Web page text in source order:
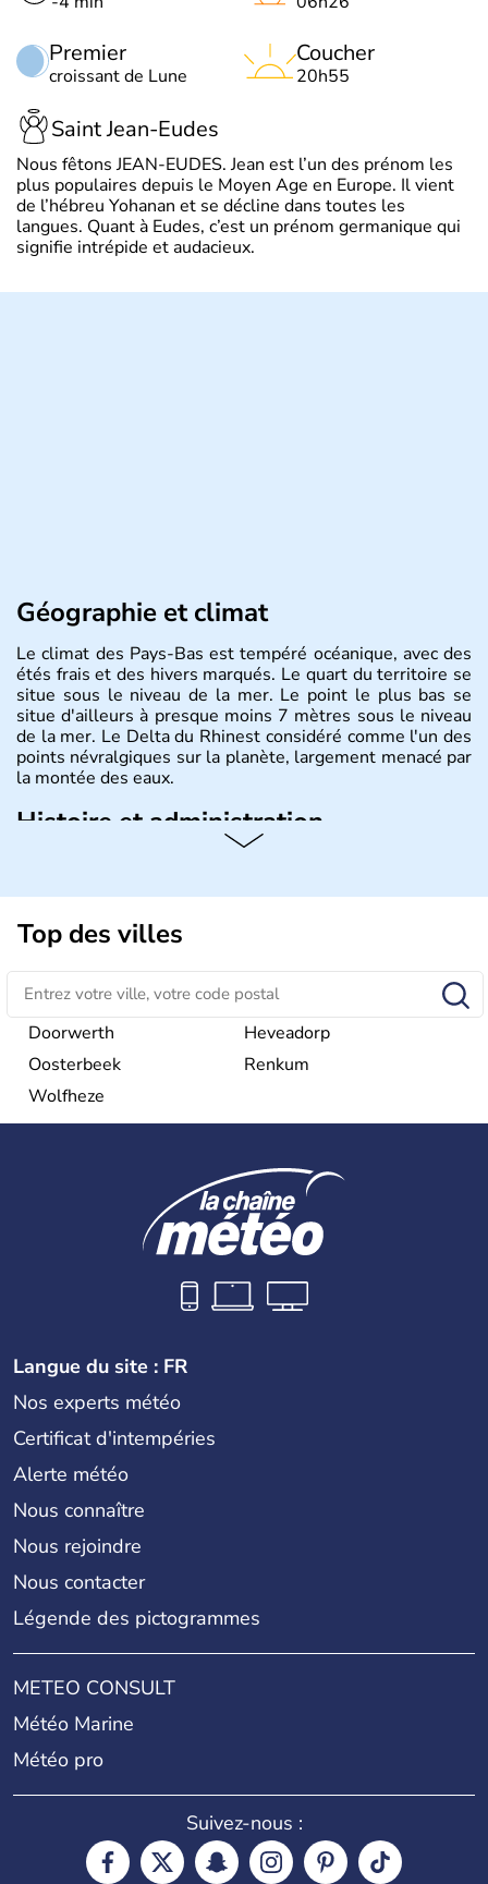
Premier
croissant de Lune
Coucher
20h55
Saint Jean-Eudes
Nous fêtons JEAN-EUDES. Jean est l’un des prénom les
plus populaires depuis le Moyen Age en Europe. Il vient
de l’hébreu Yohanan et se décline dans toutes les
langues. Quant à Eudes, c’est un prénom germanique qui
signifie intrépide et audacieux.
Géographie et climat
Le climat des Pays-Bas est tempéré océanique, avec des
étés frais et des hivers marqués. Le quart du territoire se
situe sous le niveau de la mer. Le point le plus bas se
situe d'ailleurs à presque moins 7 mètres sous le niveau
de la mer. Le Delta du Rhinest considéré comme l'un des
points névralgiques sur la planète, largement menacé par
la montée des eaux.
Histoire et administration
D'autres villes jouissent d'une grande importance,
Rotterdam pour le trafic commercial, et La Haye pour son
rôle dans la construction européenne. Le pays est
représenté par le Roi Willem-Alexander.depuis le 30
avril 2013.
Top des villes
Doorwerth
Heveadorp
Oosterbeek
Renkum
Wolfheze
Langue du site : FR
Nos experts météo
Certificat d'intempéries
Alerte météo
Nous connaître
Nous rejoindre
Nous contacter
Légende des pictogrammes
METEO CONSULT
Météo Marine
Météo pro
Suivez-nous :